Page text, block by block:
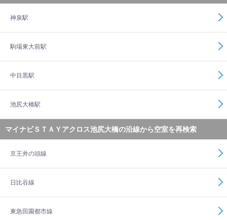
神泉駅
駒場東大前駅
中目黒駅
池尻大橋駅
マイナビＳＴＡＹアクロス池尻大橋の沿線から空室を再検索
京王井の頭線
日比谷線
東急田園都市線